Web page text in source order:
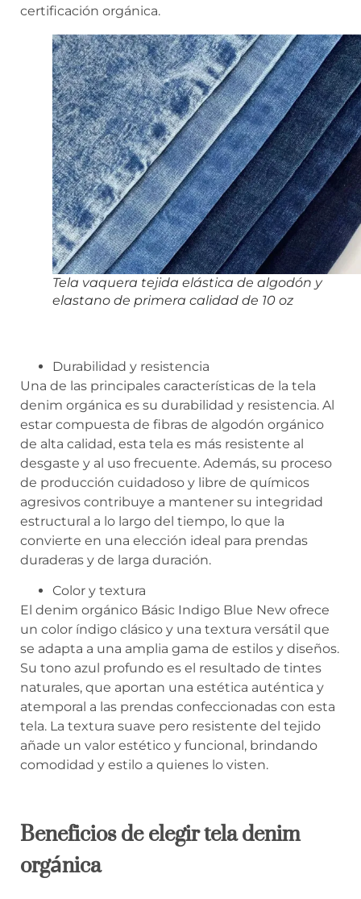
certificación orgánica.
Tela vaquera tejida elástica de algodón y
elastano de primera calidad de 10 oz
Durabilidad y resistencia
Una de las principales características de la tela
denim orgánica es su durabilidad y resistencia. Al
estar compuesta de fibras de algodón orgánico
de alta calidad, esta tela es más resistente al
desgaste y al uso frecuente. Además, su proceso
de producción cuidadoso y libre de químicos
agresivos contribuye a mantener su integridad
estructural a lo largo del tiempo, lo que la
convierte en una elección ideal para prendas
duraderas y de larga duración.
Color y textura
El denim orgánico Básic Indigo Blue New ofrece
un color índigo clásico y una textura versátil que
se adapta a una amplia gama de estilos y diseños.
Su tono azul profundo es el resultado de tintes
naturales, que aportan una estética auténtica y
atemporal a las prendas confeccionadas con esta
tela. La textura suave pero resistente del tejido
añade un valor estético y funcional, brindando
comodidad y estilo a quienes lo visten.
Beneficios de elegir tela denim
orgánica